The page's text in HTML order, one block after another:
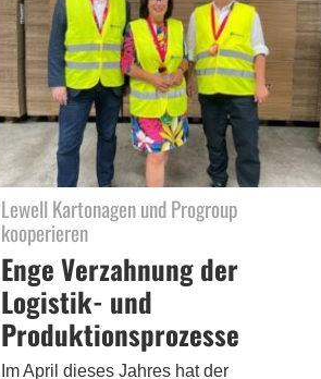
Lewell Kartonagen und Progroup
kooperieren
Enge Verzahnung der
Logistik- und
Produktionsprozesse
Im April dieses Jahres hat der